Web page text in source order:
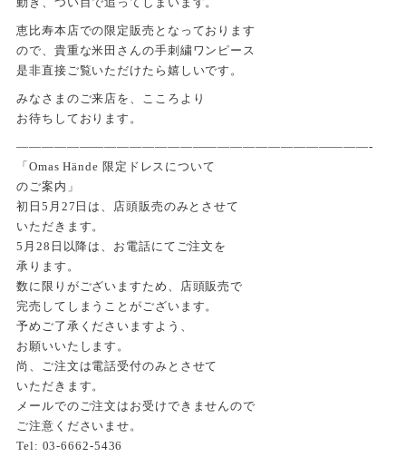
恵比寿本店での限定販売となっております
ので、貴重な米田さんの手刺繍ワンピース
是非直接ご覧いただけたら嬉しいです。
みなさまのご来店を、こころより
お待ちしております。
————————————————————————————-
「Omas Hände 限定ドレスについて
のご案内」
初日5月27日は、店頭販売のみとさせて
いただきます。
5月28日以降は、お電話にてご注文を
承ります。
数に限りがございますため、店頭販売で
完売してしまうことがございます。
予めご了承くださいますよう、
お願いいたします。
尚、ご注文は電話受付のみとさせて
いただきます。
メールでのご注文はお受けできませんので
ご注意くださいませ。
Tel: 03-6662-5436